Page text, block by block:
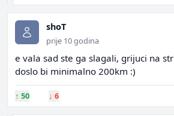
shoT
prije 10 godina
e vala sad ste ga slagali, grijuci na
doslo bi minimalno 200km :)
↑ 50 ↓ 6